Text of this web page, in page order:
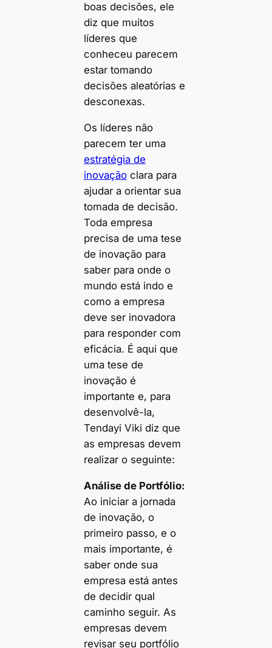
boas decisões, ele
diz que muitos
líderes que
conheceu parecem
estar tomando
decisões aleatórias e
desconexas.
Os líderes não
parecem ter uma
estratégia de
inovaçãoclara para
ajudar a orientar sua
tomada de decisão.
Toda empresa
precisa de uma tese
de inovação para
saber para onde o
mundo está indo e
como a empresa
deve ser inovadora
para responder com
eficácia. É aqui que
uma tese de
inovação é
importante e, para
desenvolvê-la,
Tendayi Viki diz que
as empresas devem
realizar o seguinte:
Análise de Portfólio:
Ao iniciar a jornada
de inovação, o
primeiro passo, e o
mais importante, é
saber onde sua
empresa está antes
de decidir qual
caminho seguir. As
empresas devem
revisar seu portfólio